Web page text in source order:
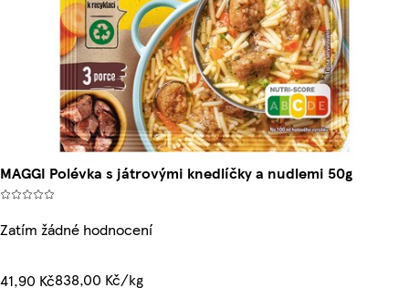
MAGGI Polévka s játrovými knedlíčky a nudlemi 50g
Zatím žádné hodnocení
41,90 Kč838,00 Kč/kg